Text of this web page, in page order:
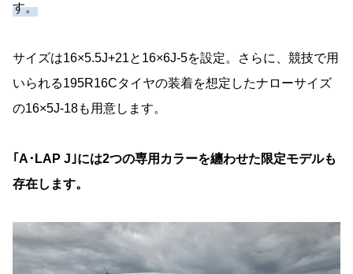
す。
サイズは16×5.5J+21と16×6J-5を設定。さらに、競技で用
いられる195R16Cタイヤの装着を想定したナローサイズ
の16×5J-18も用意します。
｢A･LAP J｣には2つの専用カラーを纏わせた限定モデルも
存在します。